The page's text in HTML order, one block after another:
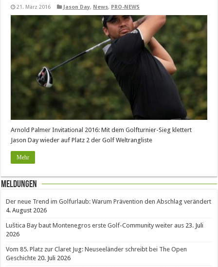
21. März 2016 Jason Day, News, PRO-NEWS
Arnold Palmer Invitational 2016: Mit dem Golfturnier-Sieg klettert
Jason Day wieder auf Platz 2 der Golf Weltrangliste
Mehr
Meldungen
Der neue Trend im Golfurlaub: Warum Prävention den Abschlag verändert
4. August 2026
Luštica Bay baut Montenegros erste Golf-Community weiter aus 23. Juli
2026
Vom 85. Platz zur Claret Jug: Neuseeländer schreibt bei The Open
Geschichte 20. Juli 2026